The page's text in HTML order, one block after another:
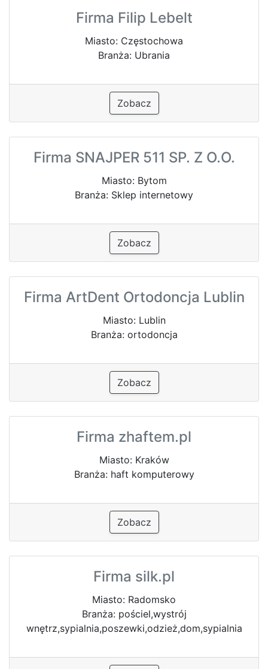
Firma Filip Lebelt
Miasto: Częstochowa
Branża: Ubrania
Zobacz
Firma SNAJPER 511 SP. Z O.O.
Miasto: Bytom
Branża: Sklep internetowy
Zobacz
Firma ArtDent Ortodoncja Lublin
Miasto: Lublin
Branża: ortodoncja
Zobacz
Firma zhaftem.pl
Miasto: Kraków
Branża: haft komputerowy
Zobacz
Firma silk.pl
Miasto: Radomsko
Branża: pościel,wystrój
wnętrz,sypialnia,poszewki,odzież,dom,sypialnia